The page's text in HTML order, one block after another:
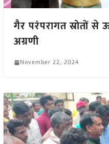
गैर परंपरागत स्रोतों से
अग्रणी
November 22, 2024